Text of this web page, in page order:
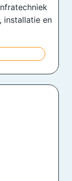
installatie en